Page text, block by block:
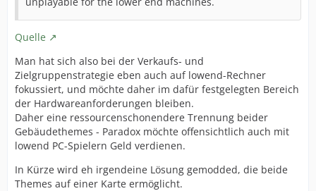
Quelle
Man hat sich also bei der Verkaufs- und
Zielgruppenstrategie eben auch auf lowend-Rechner
fokussiert, und möchte daher im dafür festgelegten Bereich
der Hardwareanforderungen bleiben.
Daher eine ressourcenschonendere Trennung beider
Gebäudethemes - Paradox möchte offensichtlich auch mit
lowend PC-Spielern Geld verdienen.
In Kürze wird eh irgendeine Lösung gemodded, die beide
Themes auf einer Karte ermöglicht.